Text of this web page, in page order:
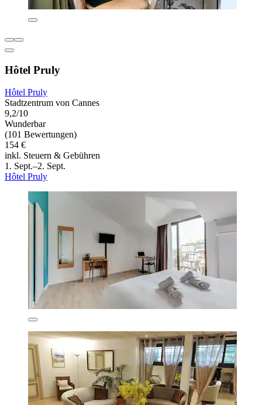
Hôtel Pruly
Hôtel Pruly
Stadtzentrum von Cannes
9,2/10
Wunderbar
(101 Bewertungen)
154 €
inkl. Steuern & Gebühren
1. Sept.–2. Sept.
Hôtel Pruly